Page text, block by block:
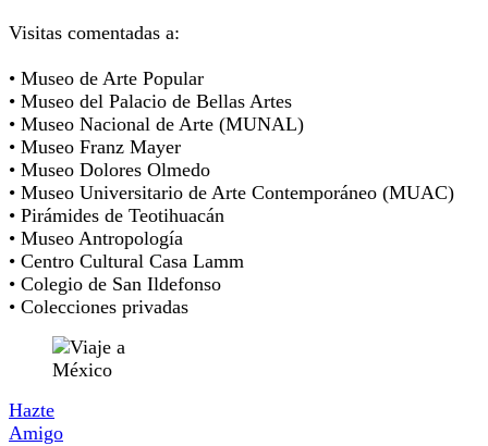
Visitas comentadas a:
• Museo de Arte Popular
• Museo del Palacio de Bellas Artes
• Museo Nacional de Arte (MUNAL)
• Museo Franz Mayer
• Museo Dolores Olmedo
• Museo Universitario de Arte Contemporáneo (MUAC)
• Pirámides de Teotihuacán
• Museo Antropología
• Centro Cultural Casa Lamm
• Colegio de San Ildefonso
• Colecciones privadas
Hazte
Amigo